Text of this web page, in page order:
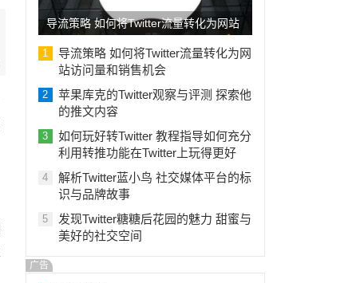
导流策略 如何将Twitter流量转化为网站
访问量和销售机会
1
导流策略 如何将Twitter流量转化为网
站访问量和销售机会
2
苹果库克的Twitter观察与评测 探索他
的推文内容
3
如何玩好转Twitter 教程指导如何充分
利用转推功能在Twitter上玩得更好
4
解析Twitter蓝小鸟 社交媒体平台的标
识与品牌故事
5
发现Twitter糖糖后花园的魅力 甜蜜与
美好的社交空间
广告